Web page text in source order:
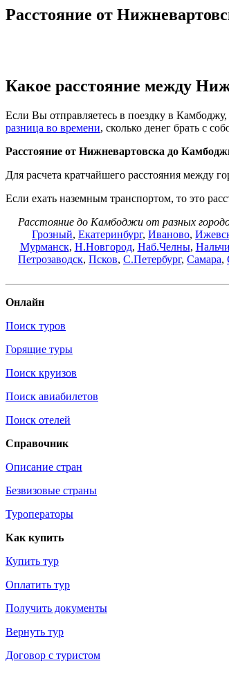
Расстояние от
Какое расстояние между
Если Вы отправляетесь в поездку в Камбоджу,
разница во времени, сколько денег брать с
Расстояние от Нижневартовска до
Для расчета кратчайшего расстояния между
Если ехать наземным транспортом, то это
Расстояние до Камбоджи от разных
Грозный, Екатеринбург, Иваново,
Мурманск, Н.Новгород, Наб.Челны,
Петрозаводск, Псков, С.Петербург, Самара,
Онлайн
Поиск туров
Горящие туры
Поиск круизов
Поиск авиабилетов
Поиск отелей
Справочник
Описание стран
Безвизовые страны
Туроператоры
Как купить
Купить тур
Оплатить тур
Получить документы
Вернуть тур
Договор с туристом